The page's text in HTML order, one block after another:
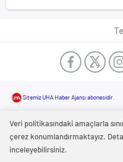
Veri politikasındaki amaçlarla
çerez konumlandırmaktayız.
inceleyebilirsiniz.
Sitemiz UHA Haber Ajansı abonesidir.